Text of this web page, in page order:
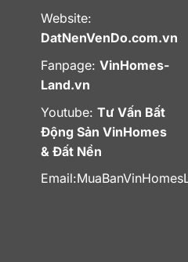
Website:
DatNenVenDo.com.vn
Fanpage: VinHomes-
Land.vn
Youtube: Tư Vấn Bất
Động Sản VinHomes
& Đất Nền
Email: